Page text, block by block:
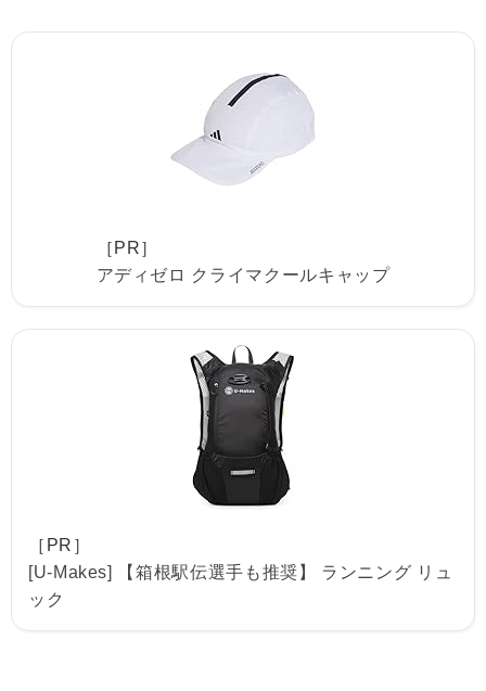
［PR］
アディゼロ クライマクールキャップ
［PR］
[U-Makes] 【箱根駅伝選手も推奨】 ランニング リュ
ック